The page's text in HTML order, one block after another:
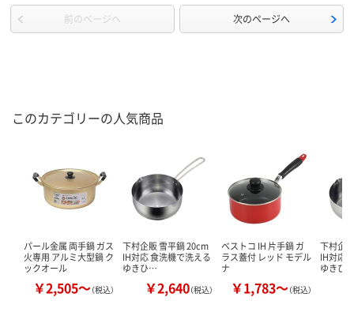
前のページへ 次のページへ
このカテゴリーの人気商品
パール金属 両手鍋 ガス
火専用 アルミ大型鍋 ク
ックオール
￥2,505～（税込）
下村企販 雪平鍋 20cm
IH対応 食洗機で洗える
ゆきひ…
￥2,640（税込）
ベストコ IH 片手鍋 ガ
ラス蓋付 レッド モデル
ナ
￥1,783～（税込）
下村企
IH対応
ゆきひ…